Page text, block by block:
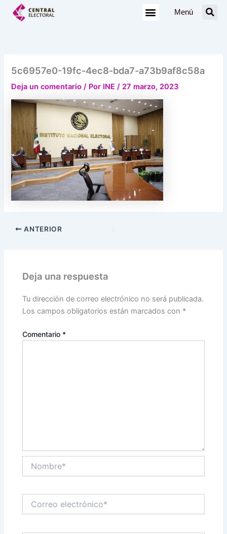
Menú
5c6957e0-19fc-4ec8-bda7-a73b9af8c58a
Deja un comentario / Por INE/ 27 marzo, 2023
ANTERIOR
Deja una respuesta
Tu dirección de correo electrónico no será publicada.
Los campos obligatorios están marcados con *
Comentario *
electrónico*